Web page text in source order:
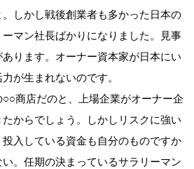
。しかし戦後創業者も多かった日本の
マン社長ばかりになりました。見事
ります。オーナー資本家が日本にい
が生まれないのです。
○○商店だのと、上場企業がオーナー企
からでしょう。しかしリスクに強い
入している資金も自分のものですか
。任期の決まっているサラリーマン